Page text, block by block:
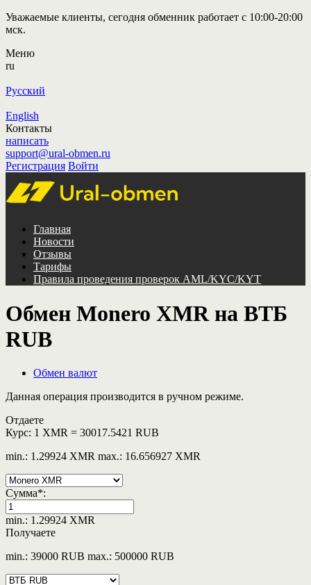
Уважаемые клиенты, сегодня обменник работает с 10:00-20:00
мск.
Меню
ru
Русский
English
Контакты
написать
support@ural-obmen.ru
Регистрация Войти
Главная
Новости
Отзывы
Тарифы
Правила проведения проверок AML/KYC/KYT
Обмен Monero XMR на ВТБ
RUB
Обмен валют
Данная операция производится в ручном режиме.
Отдаете
Курс: 1 XMR = 30017.5421 RUB
min.: 1.29924 XMR max.: 16.656927 XMR
Сумма*:
min.: 1.29924 XMR
Получаете
min.: 39000 RUB max.: 500000 RUB